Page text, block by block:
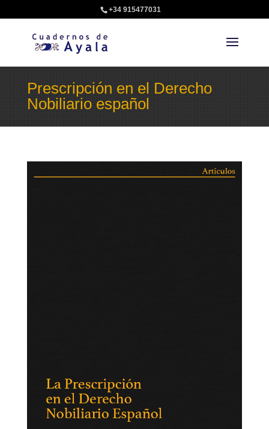
+34 915477031
Prescripción en el Derecho
Nobiliario español